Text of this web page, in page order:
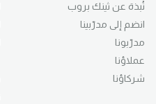
نُبذة عن ثينك بروب
انضم إلى مدرّبينا
مدرّبونا
عملاؤنا
شركاؤنا